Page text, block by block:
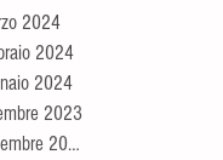
2024
2024
2024
2023
novembre 2023